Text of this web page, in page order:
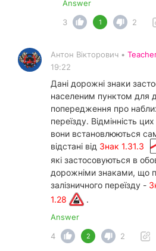
Answer
3
1 2
Антон Вікторович •
19:22
Дані дорожні знаки
населеним пунктом для
попередження про
переїзду. Відмінність
вони встановлюються
відстані від Знак 1.31.3
які застосовуються в
дорожніми знаками, що
залізничного переїзду -
1.28
.
Answer
4
2 2